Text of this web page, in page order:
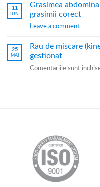
11
IUN.
Grasimea
grasimii corect
Leave a comment
25
MAI
Rau de miscare
gestionat
Comentariile sunt